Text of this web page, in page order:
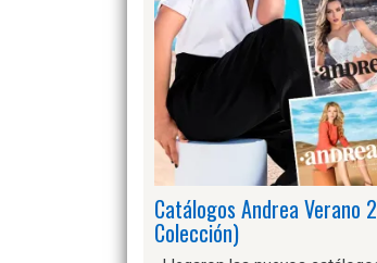
Catálogos Andrea Verano
Colección)